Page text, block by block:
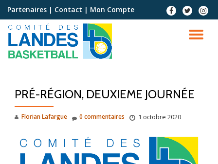
Aller
contenu
Partenaires | Contact | Mon Compte
PRÉ-RÉGION, DEUXIEME JOURNÉE
Florian Lafargue 1 octobre 2020
0 commentaires